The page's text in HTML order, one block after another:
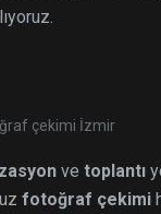
çekimi İzmir
ve toplantı
fotoğraf çekimi